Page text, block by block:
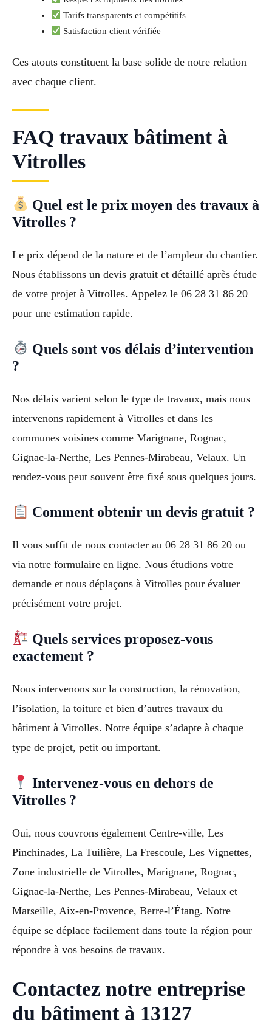
Tarifs transparents et compétitifs
Satisfaction client vérifiée
Ces atouts constituent la base solide de notre relation
avec chaque client.
FAQ travaux bâtiment à
Vitrolles
Quel est le prix moyen des travaux à
Vitrolles ?
Le prix dépend de la nature et de l’ampleur du chantier.
Nous établissons un devis gratuit et détaillé après étude
de votre projet à Vitrolles. Appelez le 06 28 31 86 20
pour une estimation rapide.
Quels sont vos délais d’intervention
?
Nos délais varient selon le type de travaux, mais nous
intervenons rapidement à Vitrolles et dans les
communes voisines comme Marignane, Rognac,
Gignac-la-Nerthe, Les Pennes-Mirabeau, Velaux. Un
rendez-vous peut souvent être fixé sous quelques jours.
Comment obtenir un devis gratuit ?
Il vous suffit de nous contacter au 06 28 31 86 20 ou
via notre formulaire en ligne. Nous étudions votre
demande et nous déplaçons à Vitrolles pour évaluer
précisément votre projet.
Quels services proposez-vous
exactement ?
Nous intervenons sur la construction, la rénovation,
l’isolation, la toiture et bien d’autres travaux du
bâtiment à Vitrolles. Notre équipe s’adapte à chaque
type de projet, petit ou important.
Intervenez-vous en dehors de
Vitrolles ?
Oui, nous couvrons également Centre-ville, Les
Pinchinades, La Tuilière, La Frescoule, Les Vignettes,
Zone industrielle de Vitrolles, Marignane, Rognac,
Gignac-la-Nerthe, Les Pennes-Mirabeau, Velaux et
Marseille, Aix-en-Provence, Berre-l’Étang. Notre
équipe se déplace facilement dans toute la région pour
répondre à vos besoins de travaux.
Contactez notre entreprise
du bâtiment à 13127